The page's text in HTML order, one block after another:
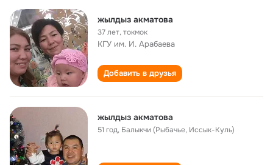
жылдыз акматова
37 лет,токмок
КГУ им. И. Арабаева
Добавить в друзья
жылдыз акматова
51 год, Балыкчи (Рыбачье, Иссык-Куль)